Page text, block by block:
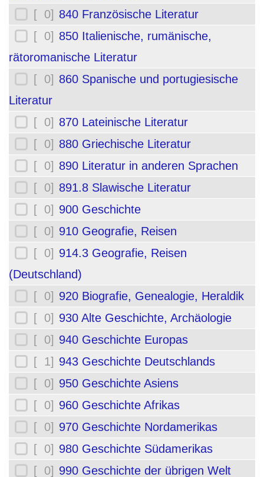
[ 0] 840 Französische Literatur
[ 0] 850 Italienische, rumänische,
rätoromanische Literatur
[ 0] 860 Spanische und portugiesische
Literatur
[ 0] 870 Lateinische Literatur
[ 0] 880 Griechische Literatur
[ 0] 890 Literatur in anderen Sprachen
[ 0] 891.8 Slawische Literatur
[ 0] 900 Geschichte
[ 0] 910 Geografie, Reisen
[ 0] 914.3 Geografie, Reisen
(Deutschland)
[ 0] 920 Biografie, Genealogie, Heraldik
[ 0] 930 Alte Geschichte, Archäologie
[ 0] 940 Geschichte Europas
[ 1] 943 Geschichte Deutschlands
[ 0] 950 Geschichte Asiens
[ 0] 960 Geschichte Afrikas
[ 0] 970 Geschichte Nordamerikas
[ 0] 980 Geschichte Südamerikas
[ 0] 990 Geschichte der übrigen Welt